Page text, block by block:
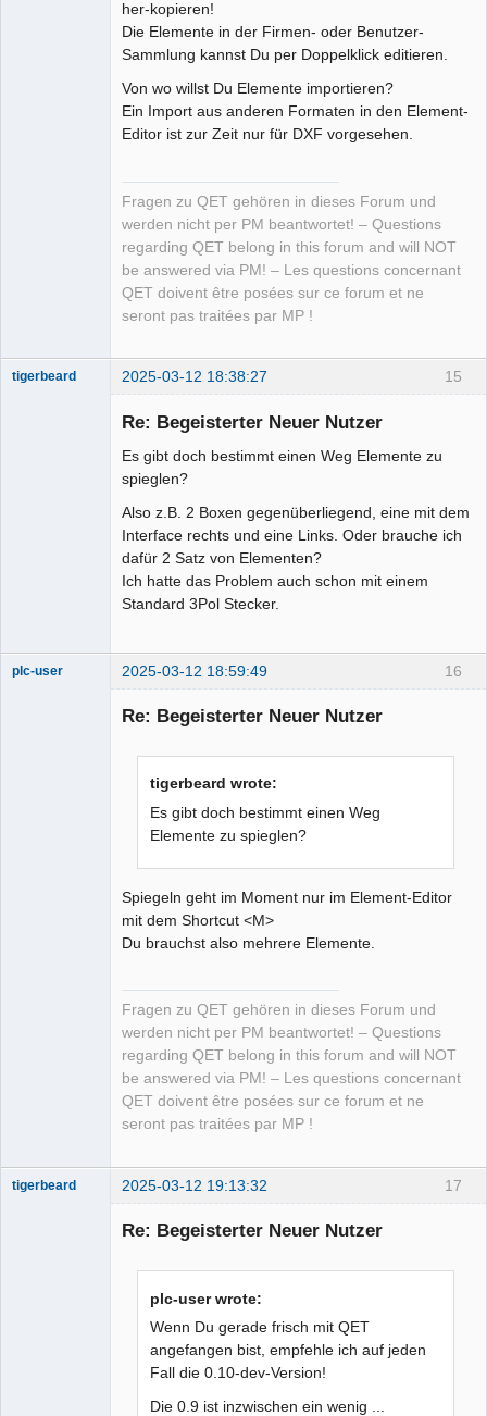
her-kopieren!
Die Elemente in der Firmen- oder Benutzer-
Sammlung kannst Du per Doppelklick editieren.
Von wo willst Du Elemente importieren?
Ein Import aus anderen Formaten in den Element-
Editor ist zur Zeit nur für DXF vorgesehen.
Fragen zu QET gehören in dieses Forum und
werden nicht per PM beantwortet! – Questions
regarding QET belong in this forum and will NOT
be answered via PM! – Les questions concernant
QET doivent être posées sur ce forum et ne
seront pas traitées par MP !
15
tigerbeard 2025-03-12 18:38:27
Re: Begeisterter Neuer Nutzer
Es gibt doch bestimmt einen Weg Elemente zu
spieglen?
Also z.B. 2 Boxen gegenüberliegend, eine mit dem
Interface rechts und eine Links. Oder brauche ich
dafür 2 Satz von Elementen?
Ich hatte das Problem auch schon mit einem
Standard 3Pol Stecker.
16
plc-user 2025-03-12 18:59:49
Re: Begeisterter Neuer Nutzer
tigerbeard wrote:
Es gibt doch bestimmt einen Weg
Elemente zu spieglen?
Spiegeln geht im Moment nur im Element-Editor
mit dem Shortcut <M>
Du brauchst also mehrere Elemente.
Fragen zu QET gehören in dieses Forum und
werden nicht per PM beantwortet! – Questions
regarding QET belong in this forum and will NOT
be answered via PM! – Les questions concernant
QET doivent être posées sur ce forum et ne
seront pas traitées par MP !
17
tigerbeard 2025-03-12 19:13:32
Re: Begeisterter Neuer Nutzer
plc-user wrote:
Wenn Du gerade frisch mit QET
angefangen bist, empfehle ich auf jeden
Fall die 0.10-dev-Version!
Die 0.9 ist inzwischen ein wenig ...